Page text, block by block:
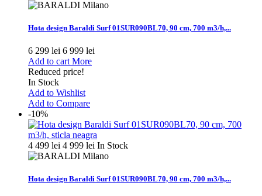
Hota design Baraldi Surf 01SUR090BL70, 90 cm, 700 m3/h,...
6 299 lei 6 999 lei
Add to cart More
Reduced price!
In Stock
Add to Wishlist
Add to Compare
-10%
4 499 lei 4 999 lei In Stock
Hota design Baraldi Surf 01SUR090BL70, 90 cm, 700 m3/h,...